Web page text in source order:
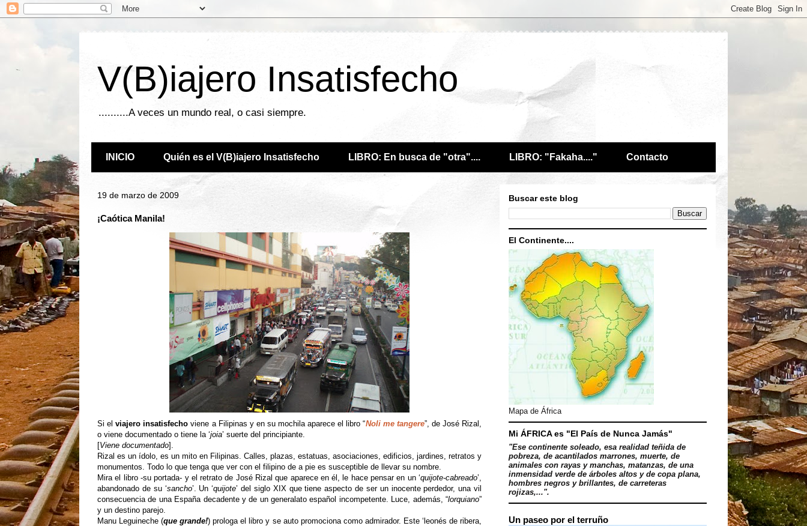
V(B)iajero Insatisfecho
..........A veces un mundo real, o casi siempre.
INICIO Quién es el V(B)iajero Insatisfecho LIBRO: En busca de "otra".... LIBRO: "Fakaha...." Contacto
19 de marzo de 2009
¡Caótica Manila!
Si elviajero insatisfecho viene a Filipinas y en su mochila aparece el libro “Noli me tangere”, de José Rizal,
o viene documentado o tiene la ‘joia’ suerte del principiante.
[Viene documentado].
Rizal es un ídolo, es un mito en Filipinas. Calles, plazas, estatuas, asociaciones, edificios, jardines, retratos y
monumentos. Todo lo que tenga que ver con el filipino de a pie es susceptible de llevar su nombre.
Mira el libro -su portada- y el retrato de José Rizal que aparece en él, le hace pensar en un ‘quijote-cabreado’,
abandonado de su ‘sancho’. Un ‘quijote’ del siglo XIX que tiene aspecto de ser un inocente perdedor, una vil
consecuencia de una España decadente y de un generalato español incompetente. Luce, además, “lorquiano”
y un destino parejo.
Manu Leguineche (que grande!) prologa el libro y se auto promociona como admirador. Este ‘leonés de ribera,
Buscar este blog
El Continente....
Mapa de África
Mi ÁFRICA es "El País de Nunca Jamás"
"Ese continente soleado, esa realidad teñida de
pobreza, de acantilados marrones, muerte, de
animales con rayas y manchas, matanzas, de una
inmensidad verde de árboles altos y de copa plana,
hombres negros y brillantes, de carreteras
rojizas,...".
Un paseo por el terruño